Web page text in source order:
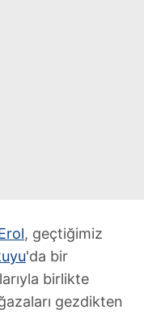
, geçtiğimiz
'da bir
birlikte
gezdikten